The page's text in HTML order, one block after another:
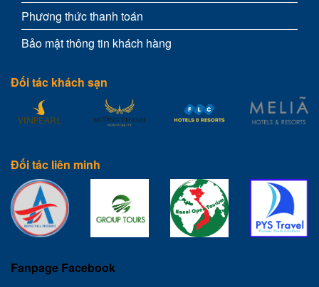
Phương thức thanh toán
Bảo mật thông tin khách hàng
Đối tác khách sạn
Đối tác liên minh
Fanpage Facebook